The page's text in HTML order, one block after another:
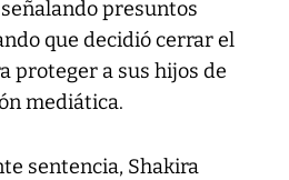
presuntos
que decidió cerrar el
proteger a sus hijos de
mediática.
sentencia, Shakira